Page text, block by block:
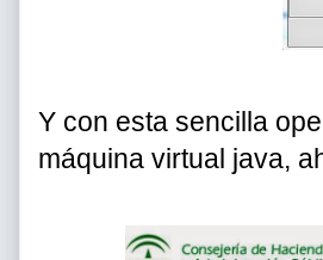
Y con esta sencilla
máquina virtual java,